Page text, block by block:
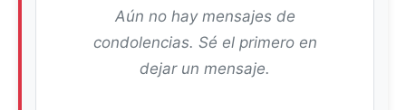
Aún no hay mensajes de
condolencias. Sé el primero en
dejar un mensaje.